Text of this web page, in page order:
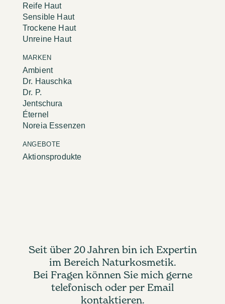
Reife Haut
Sensible Haut
Trockene Haut
Unreine Haut
MARKEN
Ambient
Dr. Hauschka
Dr. P.
Jentschura
Éternel
Noreia Essenzen
ANGEBOTE
Aktionsprodukte
Seit über 20 Jahren bin ich Expertin
im Bereich Naturkosmetik.
Bei Fragen können Sie mich gerne
telefonisch oder per Email
kontaktieren.